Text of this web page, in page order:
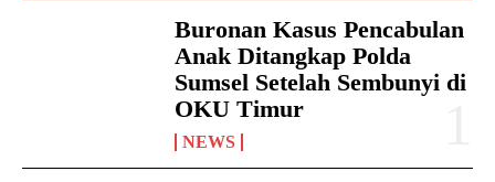
Buronan Kasus Pencabulan
Anak Ditangkap Polda
Sumsel Setelah Sembunyi di
OKU Timur
NEWS